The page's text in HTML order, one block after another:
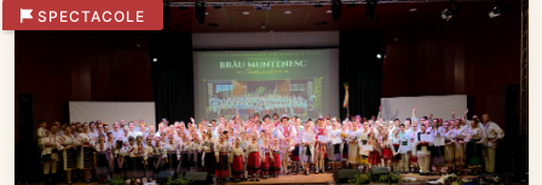
SPECTACOLE